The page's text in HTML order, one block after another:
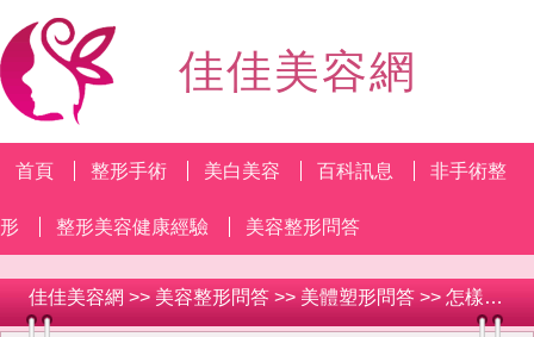
佳佳美容網
首頁 整形手術 美白美容 百科訊息 非手術整
形 整形美容健康經驗 美容整形問答
佳佳美容網 >> 美容整形問答 >> 美體塑形問答 >> 怎樣冶小肚子胖